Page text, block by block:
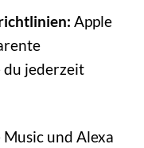
Apple
jederzeit
und Alexa